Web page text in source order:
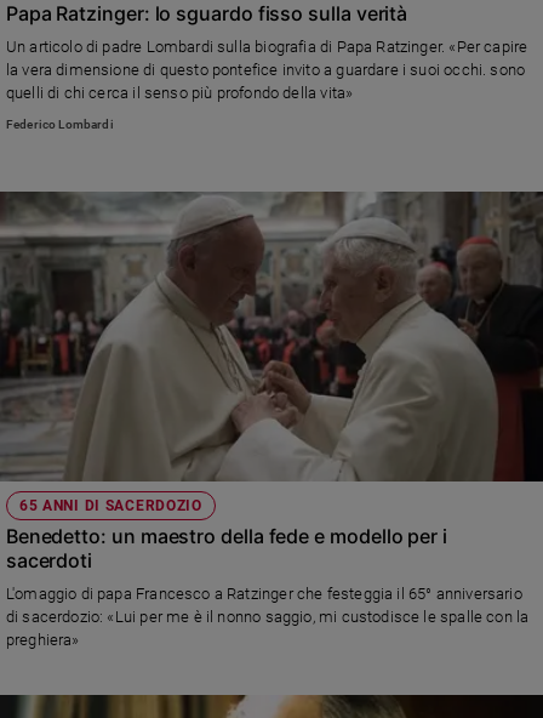
Papa Ratzinger: lo sguardo fisso sulla verità
Un articolo di padre Lombardi sulla biografia di Papa Ratzinger. «Per capire
la vera dimensione di questo pontefice invito a guardare i suoi occhi. sono
quelli di chi cerca il senso più profondo della vita»
Federico Lombardi
65 ANNI DI SACERDOZIO
Benedetto: un maestro della fede e modello per i
sacerdoti
L'omaggio di papa Francesco a Ratzinger che festeggia il 65° anniversario
di sacerdozio: «Lui per me è il nonno saggio, mi custodisce le spalle con la
preghiera»